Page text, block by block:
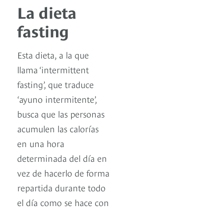
La dieta
fasting
Esta dieta, a la que
llama ‘intermittent
fasting’, que traduce
‘ayuno intermitente’,
busca que las personas
acumulen las calorías
en una hora
determinada del día en
vez de hacerlo de forma
repartida durante todo
el día como se hace con